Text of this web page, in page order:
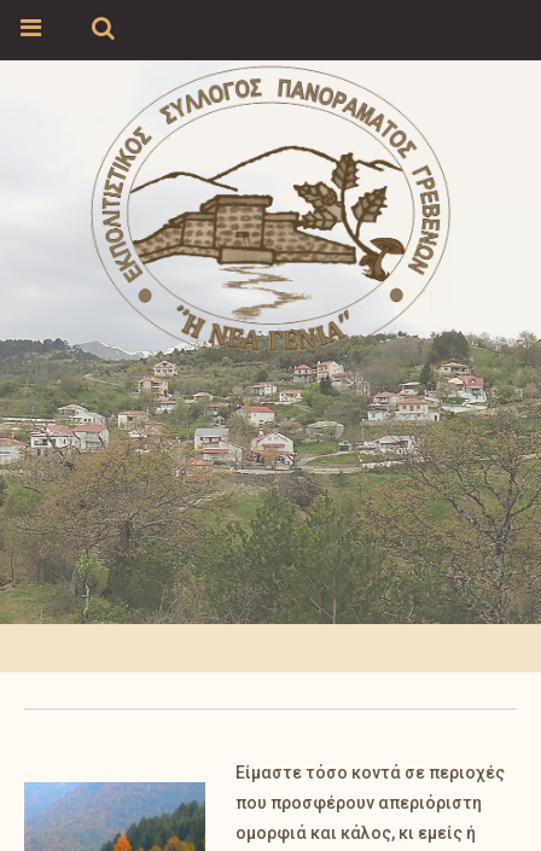
Είμαστε τόσο κοντά σε περιοχές
που προσφέρουν απεριόριστη
ομορφιά και κάλος, κι εμείς ή